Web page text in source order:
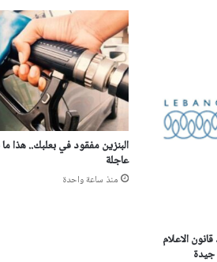
الاعلام
جيدة
البنزين مفقود في بعلبك.. هذا
عاجلة
منذ ساعة واحدة